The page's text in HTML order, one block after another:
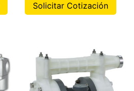
Solicitar Cotización